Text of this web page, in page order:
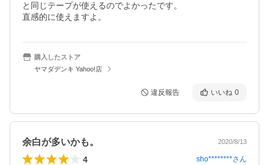
と同じテープが使えるのでよかったです。
直感的に使えますよ。
購入したストア
ヤマダデンキ Yahoo!店
違反報告 いいね 0
余白が多いかも。 2020/8/13
4 sho********さん